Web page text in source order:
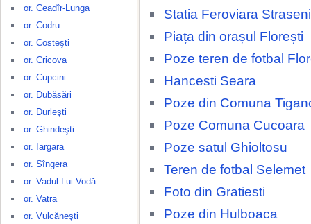
or. Ceadîr-Lunga
or. Codru
or. Costeşti
or. Cricova
or. Cupcini
or. Dubăsări
or. Durleşti
or. Ghindeşti
or. Iargara
or. Sîngera
or. Vadul Lui Vodă
or. Vatra
or. Vulcăneşti
Statia Feroviara Straseni
Piața din orașul Florești
Poze teren de fotbal
Hancesti Seara
Poze din Comuna
Poze Comuna Cucoara
Poze satul Ghioltosu
Teren de fotbal Selemet
Foto din Gratiesti
Poze din Hulboaca